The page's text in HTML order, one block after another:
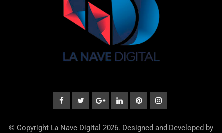
© Copyright La Nave Digital 2026. Designed and Developed by